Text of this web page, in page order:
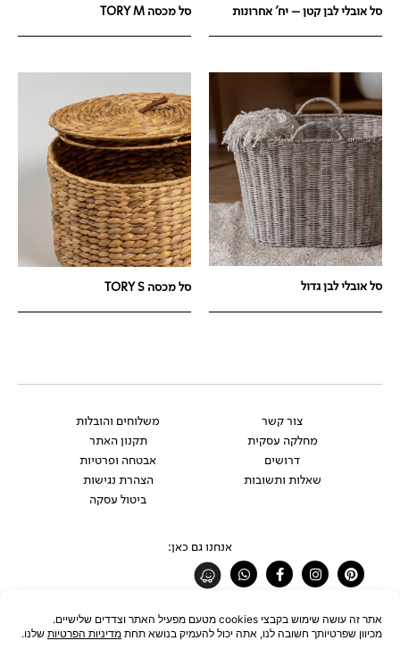
סל אובלי לבן קטן – יח' אחרונות סל מכסה TORY M
סל אובלי לבן גדול סל מכסה TORY S
צור קשר
מחלקה עסקית
דרושים
שאלות ותשובות
משלוחים והובלות
תקנון האתר
אבטחה ופרטיות
הצהרת נגישות
ביטול עסקה
אנחנו גם כאן:
Pinterest
Instagram
Facebook-
f
Whatsapp
רוצים להתעדכן לפני כולם?